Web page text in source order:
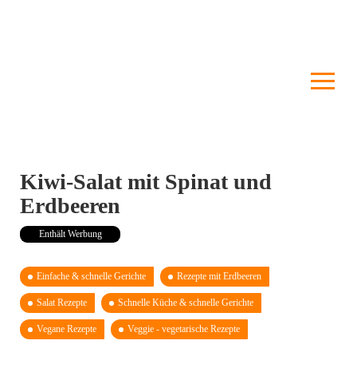
Kiwi-Salat mit Spinat und
Erdbeeren
Enthält Werbung
Einfache & schnelle Gerichte Rezepte mit Erdbeeren
Salat Rezepte Schnelle Küche & schnelle Gerichte
Vegane Rezepte Veggie - vegetarische Rezepte